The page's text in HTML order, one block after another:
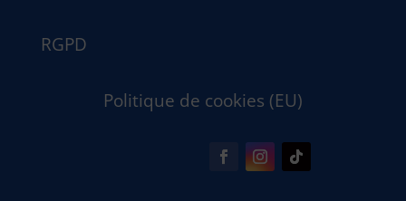
RGPD
Politique de cookies (EU)